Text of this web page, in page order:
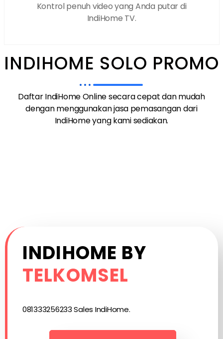
Kontrol penuh video yang Anda putar di
IndiHome TV.
INDIHOME SOLO PROMO
Daftar IndiHome Online secara cepat dan mudah
dengan menggunakan jasa pemasangan dari
IndiHome yang kami sediakan.
INDIHOME BY
TELKOMSEL
081333256233 Sales IndiHome.